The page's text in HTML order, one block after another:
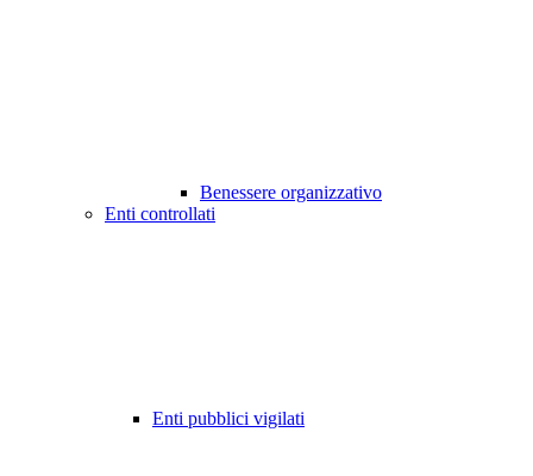
Benessere organizzativo
Enti controllati
Enti pubblici vigilati